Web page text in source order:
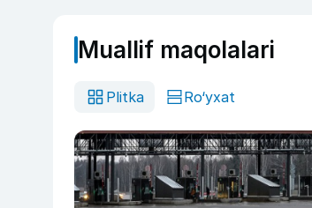
Muallif maqolalari
Plitka Ro‘yxat